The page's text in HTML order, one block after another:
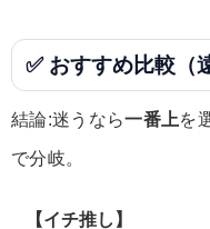
✅ おすすめ比較（
結論:迷うなら一番上を
で分岐。
【イチ推し】